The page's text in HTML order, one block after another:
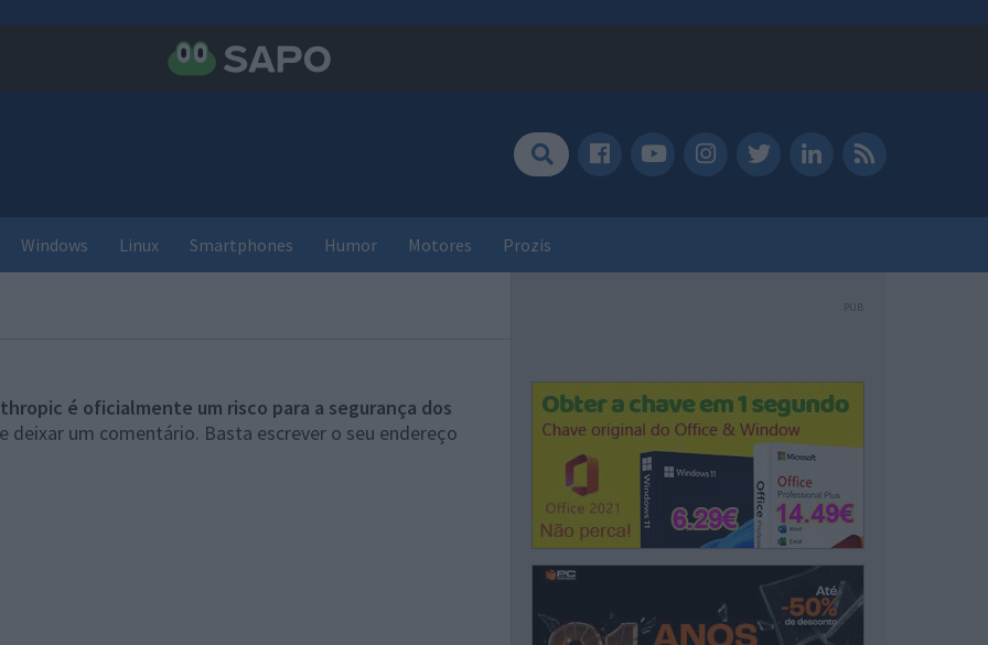
Windows Linux Smartphones Humor Motores Prozis
é oficialmente um risco para a segurança dos
deixar um comentário. Basta escrever o seu endereço
PUB